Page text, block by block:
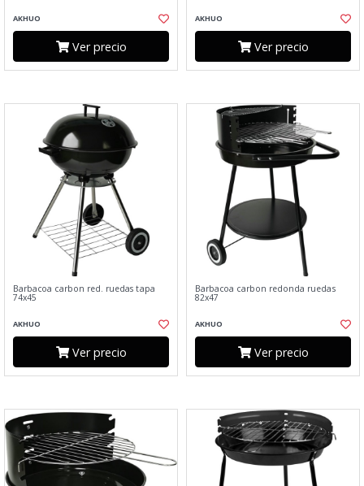
AKHUO
Ver precio
AKHUO
Ver precio
Barbacoa carbon red. ruedas tapa
74x45
AKHUO
Ver precio
Barbacoa carbon redonda ruedas
82x47
AKHUO
Ver precio